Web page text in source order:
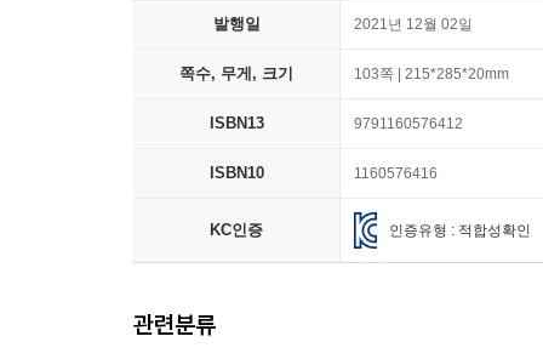
발행일 2021년 12월 02일
쪽수, 무게, 크기 103쪽 | 215*285*20mm
ISBN13 9791160576412
ISBN10 1160576416
KC인증 인증유형 : 적합성확인
관련분류